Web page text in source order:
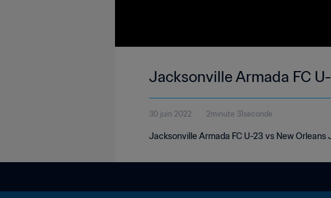
Jacksonville Armada FC
30 juin 2022 2minute 31seconde
Jacksonville Armada FC U-23 vs New